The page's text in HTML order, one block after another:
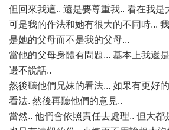
但回來我這.. 還是要尊重我.. 看在我是
可是我的作法和她有很大的不同時...
是她的父母而不是我的父母...
當他的父母身體有問題... 基本上我還
邊不說話..
然後聽他們兄妹的看法... 如果有更好
看法. 然後再聽他們的意見..
當然.. 他們會依照責任去處理.. 但大都